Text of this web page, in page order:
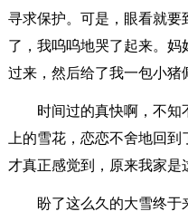
寻求保护。可是，眼看就要
了，我呜呜地哭了起来。妈
过来，然后给了我一包小猪
时间过的真快啊，不知
上的雪花，恋恋不舍地回
才真正感觉到，原来我家是
盼了这么久的大雪终